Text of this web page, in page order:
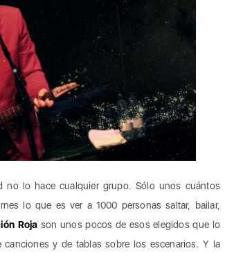
no lo hace cualquier grupo. Sólo unos cuántos
lo que es ver a 1000 personas saltar, bailar,
Roja son unos pocos de esos elegidos que lo
y de tablas sobre los escenarios. Y la